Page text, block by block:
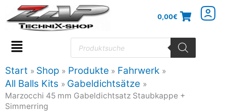
Inhalt
springen
0,00€
Flyout
Menu
Products
search
Start Shop Produkte
Fahrwerk
All Balls Kits
Gabeldichtsätze
Marzocchi 45 mm Gabeldichtsatz Staubkappe +
Simmerring